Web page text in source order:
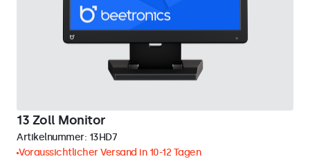
13 Zoll Monitor
Artikelnummer: 13HD7
Voraussichtlicher Versand in 10-12 Tagen